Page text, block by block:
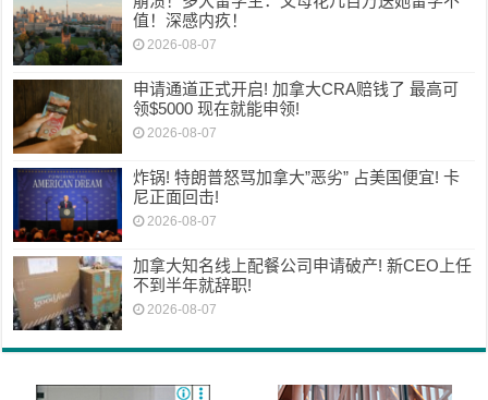
值！深感内疚！
2026-08-07
申请通道正式开启! 加拿大CRA赔钱了 最高可
领$5000 现在就能申领!
2026-08-07
炸锅! 特朗普怒骂加拿大”恶劣” 占美国便宜! 卡
尼正面回击!
2026-08-07
加拿大知名线上配餐公司申请破产! 新CEO上任
不到半年就辞职!
2026-08-07